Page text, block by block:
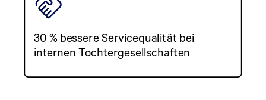
30 % bessere Servicequalität bei
internen Tochtergesellschaften